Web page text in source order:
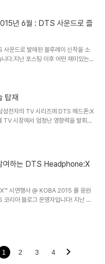
지 지원할 예정이라고 하여, 홈엔터
그럼 지금부터 데논 네트워크 A/V 리
와 AVR-S910W 를 ..
년 6월 : DTS 사운드로 즐
운드로 발매된 블루레이 신작을 소
다.지난 포스팅 이후 어떤 재미있는
구경해보세요! 2015년 5월 - 6월 타
리고 이 곰을 노리는 악당 '밀리센
1080 ● 화..
탑재
성전자의 TV 시리즈에 DTS 헤드폰:X
TV 시장에서 엄청난 영향력을 발휘하
로 하면서 고해상도 디스플레이와
헤드폰:X 는 마치 방안에 설치된
서라운드 사운드를 감상할 수 ..
여하는 DTS Headphone:X
시연행사 @ KOBA 2015 를 응원
코리아 블로그 운영자입니다! 지난 5
시연행사에 많은 관심을 보여주시
은 다음 이벤트를 기대해주시기 바랍
에 '비밀댓글'로..
1 2 3 4